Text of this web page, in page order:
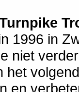
1996 in
niet
het
en